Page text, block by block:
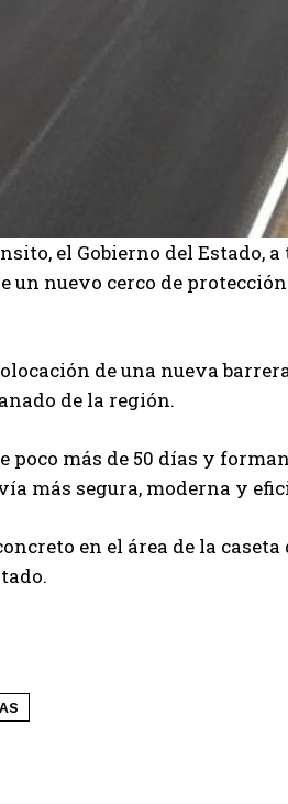
el Gobierno del Estado,
un nuevo cerco de
de una nueva
de la región.
poco más de 50 días y
más segura, moderna y
en el área de la